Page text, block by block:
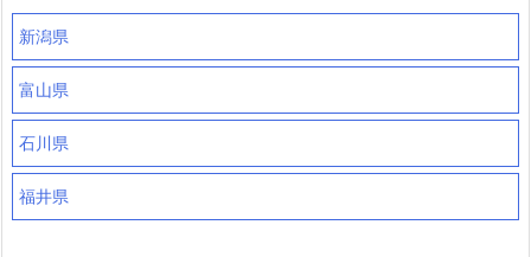
新潟県
富山県
石川県
福井県